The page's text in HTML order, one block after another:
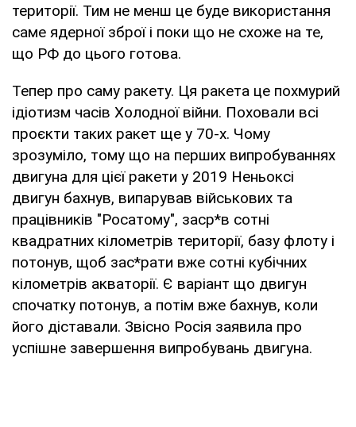
території. Тим не менш це буде використання
саме ядерної зброї і поки що не схоже на те,
що РФ до цього готова.
Тепер про саму ракету. Ця ракета це похмурий
ідіотизм часів Холодної війни. Поховали всі
проєкти таких ракет ще у 70-х. Чому
зрозуміло, тому що на перших випробуваннях
двигуна для цієї ракети у 2019 Неньоксі
двигун бахнув, випарував військових та
працівників "Росатому", заср*в сотні
квадратних кілометрів території, базу флоту і
потонув, щоб зас*рати вже сотні кубічних
кілометрів акваторії. Є варіант що двигун
спочатку потонув, а потім вже бахнув, коли
його діставали. Звісно Росія заявила про
успішне завершення випробувань двигуна.